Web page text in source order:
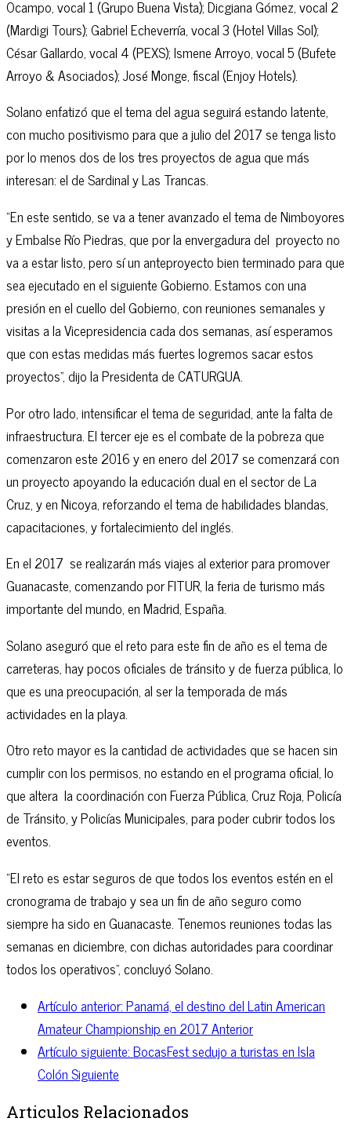
Ocampo, vocal 1 (Grupo Buena Vista); Dicgiana Gómez, vocal 2
(Mardigi Tours); Gabriel Echeverría, vocal 3 (Hotel Villas Sol);
César Gallardo, vocal 4 (PEXS); Ismene Arroyo, vocal 5 (Bufete
Arroyo & Asociados); José Monge, fiscal (Enjoy Hotels).
Solano enfatizó que el tema del agua seguirá estando latente,
con mucho positivismo para que a julio del 2017 se tenga listo
por lo menos dos de los tres proyectos de agua que más
interesan: el de Sardinal y Las Trancas.
“En este sentido, se va a tener avanzado el tema de Nimboyores
y Embalse Río Piedras, que por la envergadura del proyecto no
va a estar listo, pero sí un anteproyecto bien terminado para que
sea ejecutado en el siguiente Gobierno. Estamos con una
presión en el cuello del Gobierno, con reuniones semanales y
visitas a la Vicepresidencia cada dos semanas, así esperamos
que con estas medidas más fuertes logremos sacar estos
proyectos”, dijo la Presidenta de CATURGUA.
Por otro lado, intensificar el tema de seguridad, ante la falta de
infraestructura. El tercer eje es el combate de la pobreza que
comenzaron este 2016 y en enero del 2017 se comenzará con
un proyecto apoyando la educación dual en el sector de La
Cruz, y en Nicoya, reforzando el tema de habilidades blandas,
capacitaciones, y fortalecimiento del inglés.
En el 2017 se realizarán más viajes al exterior para promover
Guanacaste, comenzando por FITUR, la feria de turismo más
importante del mundo, en Madrid, España.
Solano aseguró que el reto para este fin de año es el tema de
carreteras, hay pocos oficiales de tránsito y de fuerza pública, lo
que es una preocupación, al ser la temporada de más
actividades en la playa.
Otro reto mayor es la cantidad de actividades que se hacen sin
cumplir con los permisos, no estando en el programa oficial, lo
que altera la coordinación con Fuerza Pública, Cruz Roja, Policía
de Tránsito, y Policías Municipales, para poder cubrir todos los
eventos.
“El reto es estar seguros de que todos los eventos estén en el
cronograma de trabajo y sea un fin de año seguro como
siempre ha sido en Guanacaste. Tenemos reuniones todas las
semanas en diciembre, con dichas autoridades para coordinar
todos los operativos”, concluyó Solano.
Artículo anterior: Panamá, el destino del Latin American
Amateur Championship en 2017Anterior
Artículo siguiente: BocasFest sedujo a turistas en Isla
ColónSiguiente
Articulos Relacionados